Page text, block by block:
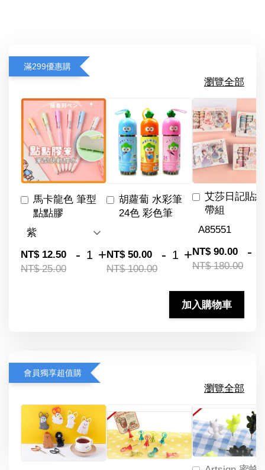
滿299優惠購
瀏覽全部
馬卡龍色 筆型
點點膠
NT$ 12.50
NT$ 25.00
- +
胡蘿蔔 水彩筆
24色 彩色筆
NT$ 50.00
NT$ 100.00
- +
艾莎日記貼
帶組
NT$ 90.00
NT$ 180.00
-
加入購物車
會員獨享超值購
瀏覽全部